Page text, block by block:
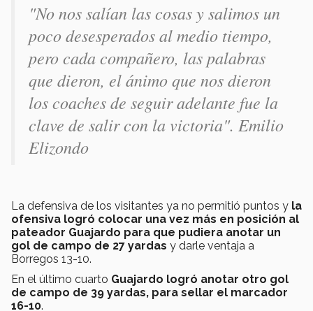
"No nos salían las cosas y salimos un
poco desesperados al medio tiempo,
pero cada compañero, las palabras
que dieron, el ánimo que nos dieron
los coaches de seguir adelante fue la
clave de salir con la victoria". Emilio
Elizondo
La defensiva de los visitantes ya no permitió puntos y la
ofensiva logró colocar una vez más en posición al
pateador Guajardo para que pudiera anotar un
gol de campo de 27 yardas y darle ventaja a
Borregos 13-10.
En el último cuarto Guajardo logró anotar otro gol
de campo de 39 yardas, para sellar el marcador
16-10.